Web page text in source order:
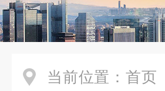
当前位置： 首页